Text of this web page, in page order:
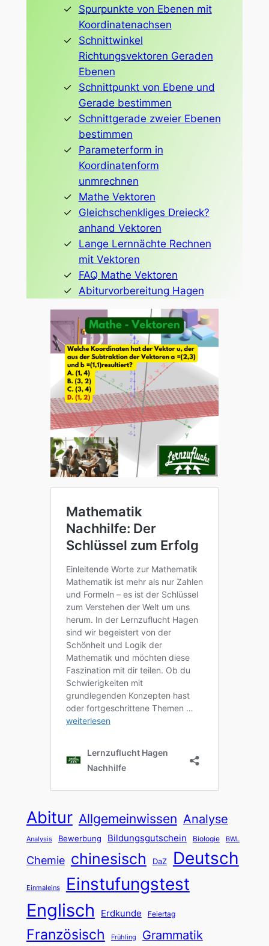
Spurpunkte von Ebenen mit
Koordinatenachsen
Schnittwinkel
Richtungsvektoren Geraden
Ebenen
Schnittpunkt von Ebene und
Gerade bestimmen
Schnittgerade zweier Ebenen
bestimmen
Parameterform in
Koordinatenform
unmrechnen
Mathe Vektoren
Gleichschenkliges Dreieck?
anhand Vektoren
Lange Lernnächte Rechnen
mit Vektoren
FAQ Mathe Vektoren
Abiturvorbereitung Hagen
Abitur Allgemeinwissen Analyse
Analysis Bewerbung Bildungsgutschein Biologie BWL
Chemie chinesisch DaZ Deutsch
Einmaleins Einstufungstest
Englisch Erdkunde Feiertag
Französisch Frühling Grammatik